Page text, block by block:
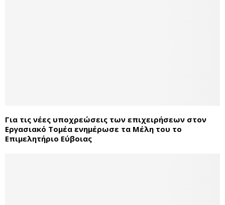
Για τις νέες υποχρεώσεις των επιχειρήσεων στον
Εργασιακό Τομέα ενημέρωσε τα Μέλη του το
Επιμελητήριο Εύβοιας